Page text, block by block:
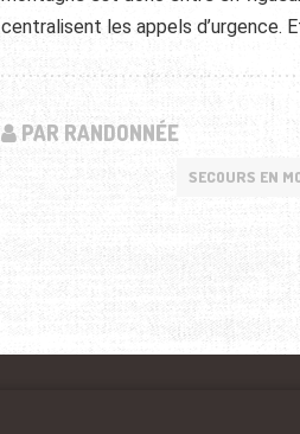
centralisent les appels d’urgence.
PAR RANDONNÉE
SECOURS EN